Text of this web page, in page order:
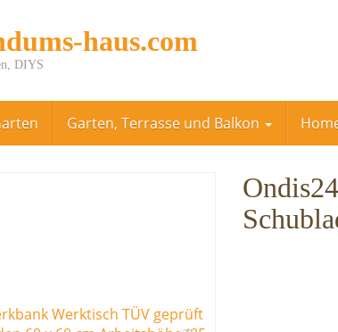
haus.com
DIYS
Garten, Terrasse und Balkon